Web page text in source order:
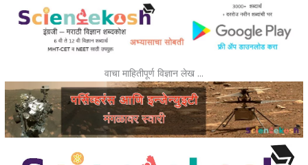
वाचा माहितीपूर्ण विज्ञान लेख …